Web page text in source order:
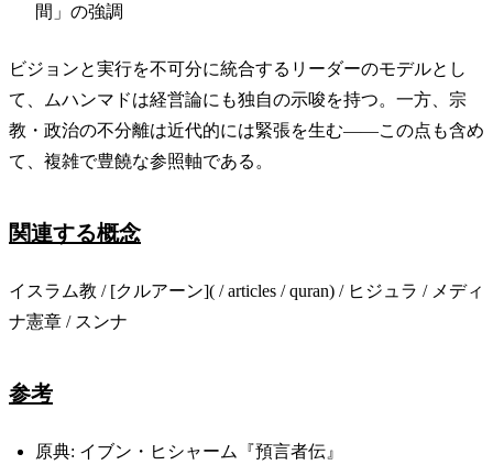
間」の強調
ビジョンと実行を不可分に統合するリーダーのモデルとし
て、ムハンマドは経営論にも独自の示唆を持つ。一方、宗
教・政治の不分離は近代的には緊張を生む——この点も含め
て、複雑で豊饒な参照軸である。
関連する概念
イスラム教 / [クルアーン]( / articles / quran) / ヒジュラ / メディ
ナ憲章 / スンナ
参考
原典: イブン・ヒシャーム『預言者伝』